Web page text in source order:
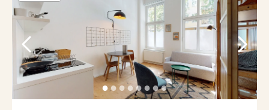
●●●●●●●●